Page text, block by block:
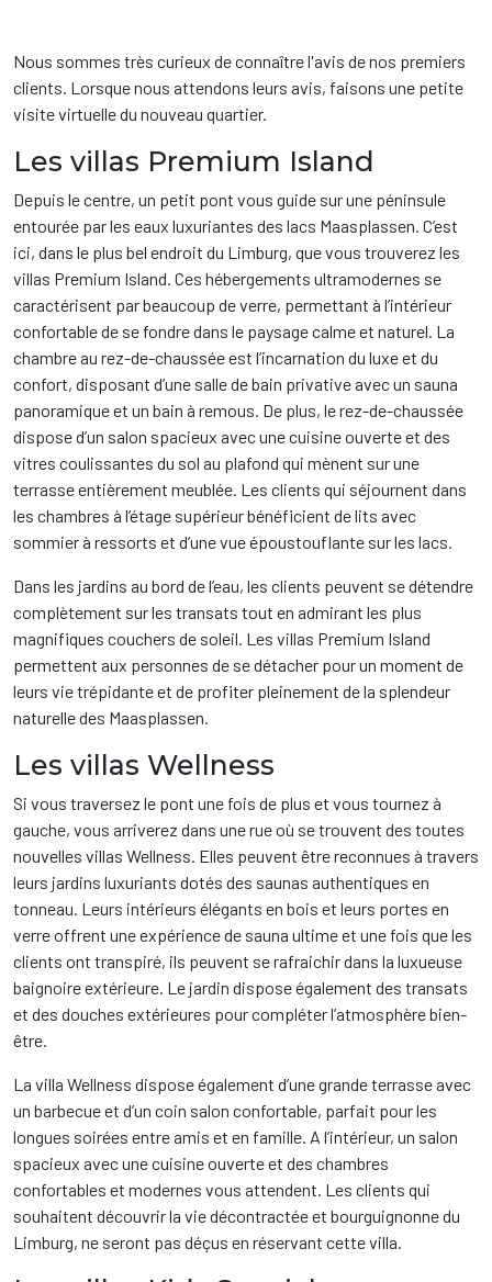
Nous sommes très curieux de connaître l'avis de nos premiers
clients. Lorsque nous attendons leurs avis, faisons une petite
visite virtuelle du nouveau quartier.
Les villas Premium Island
Depuis le centre, un petit pont vous guide sur une péninsule
entourée par les eaux luxuriantes des lacs Maasplassen. C’est
ici, dans le plus bel endroit du Limburg, que vous trouverez les
villas Premium Island. Ces hébergements ultramodernes se
caractérisent par beaucoup de verre, permettant à l’intérieur
confortable de se fondre dans le paysage calme et naturel. La
chambre au rez-de-chaussée est l’incarnation du luxe et du
confort, disposant d’une salle de bain privative avec un sauna
panoramique et un bain à remous. De plus, le rez-de-chaussée
dispose d’un salon spacieux avec une cuisine ouverte et des
vitres coulissantes du sol au plafond qui mènent sur une
terrasse entièrement meublée. Les clients qui séjournent dans
les chambres à l’étage supérieur bénéficient de lits avec
sommier à ressorts et d’une vue époustouflante sur les lacs.
Dans les jardins au bord de l’eau, les clients peuvent se détendre
complètement sur les transats tout en admirant les plus
magnifiques couchers de soleil. Les villas Premium Island
permettent aux personnes de se détacher pour un moment de
leurs vie trépidante et de profiter pleinement de la splendeur
naturelle des Maasplassen.
Les villas Wellness
Si vous traversez le pont une fois de plus et vous tournez à
gauche, vous arriverez dans une rue où se trouvent des toutes
nouvelles villas Wellness. Elles peuvent être reconnues à travers
leurs jardins luxuriants dotés des saunas authentiques en
tonneau. Leurs intérieurs élégants en bois et leurs portes en
verre offrent une expérience de sauna ultime et une fois que les
clients ont transpiré, ils peuvent se rafraichir dans la luxueuse
baignoire extérieure. Le jardin dispose également des transats
et des douches extérieures pour compléter l’atmosphère bien-
être.
La villa Wellness dispose également d’une grande terrasse avec
un barbecue et d’un coin salon confortable, parfait pour les
longues soirées entre amis et en famille. A l’intérieur, un salon
spacieux avec une cuisine ouverte et des chambres
confortables et modernes vous attendent. Les clients qui
souhaitent découvrir la vie décontractée et bourguignonne du
Limburg, ne seront pas déçus en réservant cette villa.